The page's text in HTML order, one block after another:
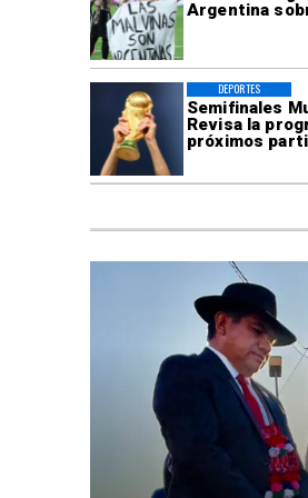
Argentina
Semifinales
Revisa la
próximos
DEPORTES